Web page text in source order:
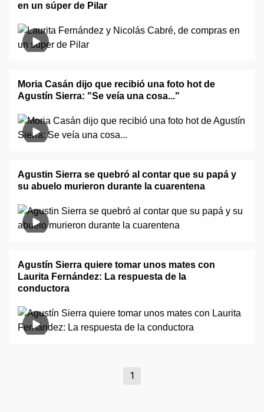
en un súper de Pilar
Moria Casán dijo que recibió una foto hot de
Agustín Sierra: "Se veía una cosa..."
Agustin Sierra se quebró al contar que su papá y
su abuelo murieron durante la cuarentena
Agustín Sierra quiere tomar unos mates con
Laurita Fernández: La respuesta de la
conductora
1